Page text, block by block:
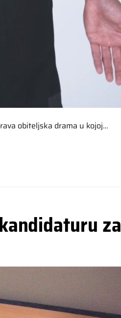
obiteljska drama u kojoj…
za